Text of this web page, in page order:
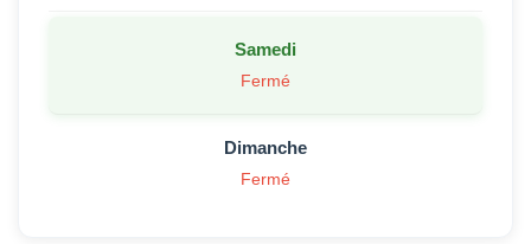
Samedi
Fermé
Dimanche
Fermé